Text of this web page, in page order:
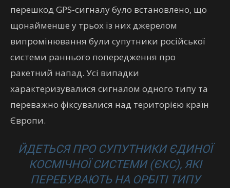
перешкод GPS-сигналу було встановлено, що
щонайменше у трьох із них джерелом
випромінювання були супутники російської
системи раннього попередження про
ракетний напад. Усі випадки
характеризувалися сигналом одного типу та
переважно фіксувалися над територією країн
Європи.
ЙДЕТЬСЯ ПРО СУПУТНИКИ ЄДИНОЇ
КОСМІЧНОЇ СИСТЕМИ (ЄКС), ЯКІ
ПЕРЕБУВАЮТЬ НА ОРБІТІ ТИПУ